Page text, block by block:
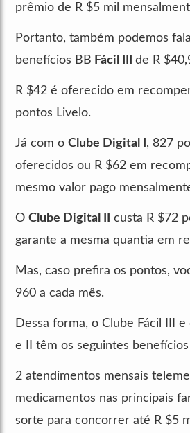
prêmio de R $5 mil
Portanto, também podemos
benefícios BB Fácil III de R
R $42 é oferecido em
pontos Livelo.
Já com o Clube Digital I , 827
oferecidos ou R $62 em
mesmo valor pago
O Clube Digital II
custa R $72
garante a mesma quantia em
Mas, caso prefira os pontos,
960 a cada mês.
Dessa forma, o Clube Fácil III e
e II têm os seguintes
2 atendimentos mensais
medicamentos nas principais
sorte para concorrer até R $5